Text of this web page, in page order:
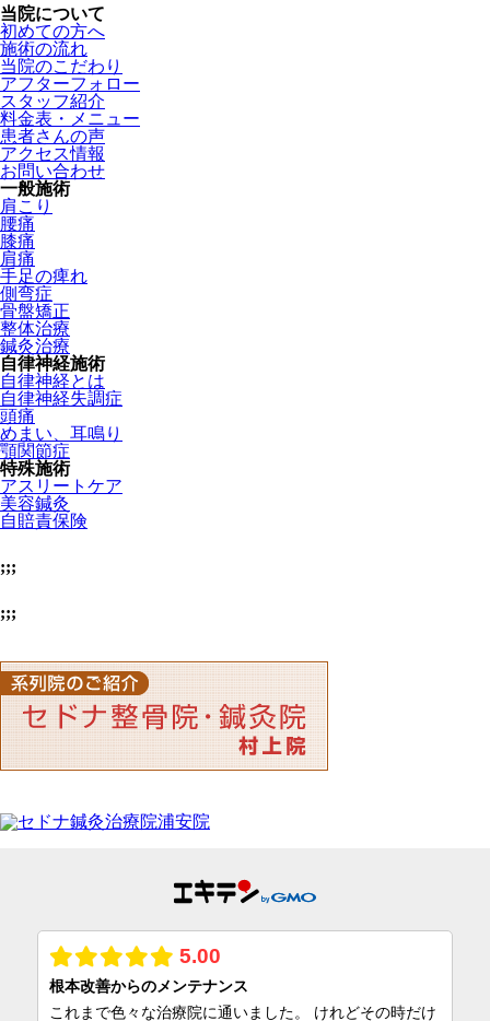
当院について
初めての方へ
施術の流れ
当院のこだわり
アフターフォロー
スタッフ紹介
料金表・メニュー
患者さんの声
アクセス情報
お問い合わせ
一般施術
肩こり
腰痛
膝痛
肩痛
手足の痺れ
側弯症
骨盤矯正
整体治療
鍼灸治療
自律神経施術
自律神経とは
自律神経失調症
頭痛
めまい、耳鳴り
顎関節症
特殊施術
アスリートケア
美容鍼灸
自賠責保険
;;;
;;;